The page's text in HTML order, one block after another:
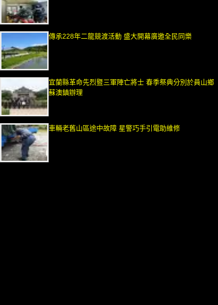
傳承228年二龍競渡活動 盛大開幕廣邀全民同樂
宜蘭縣革命先烈暨三軍陣亡將士 春季祭典分別於員山鄉
蘇澳鎮辦理
車輛老舊山區途中故障 星警巧手引電助維修